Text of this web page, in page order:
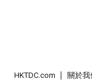
HKTDC.com 關於我